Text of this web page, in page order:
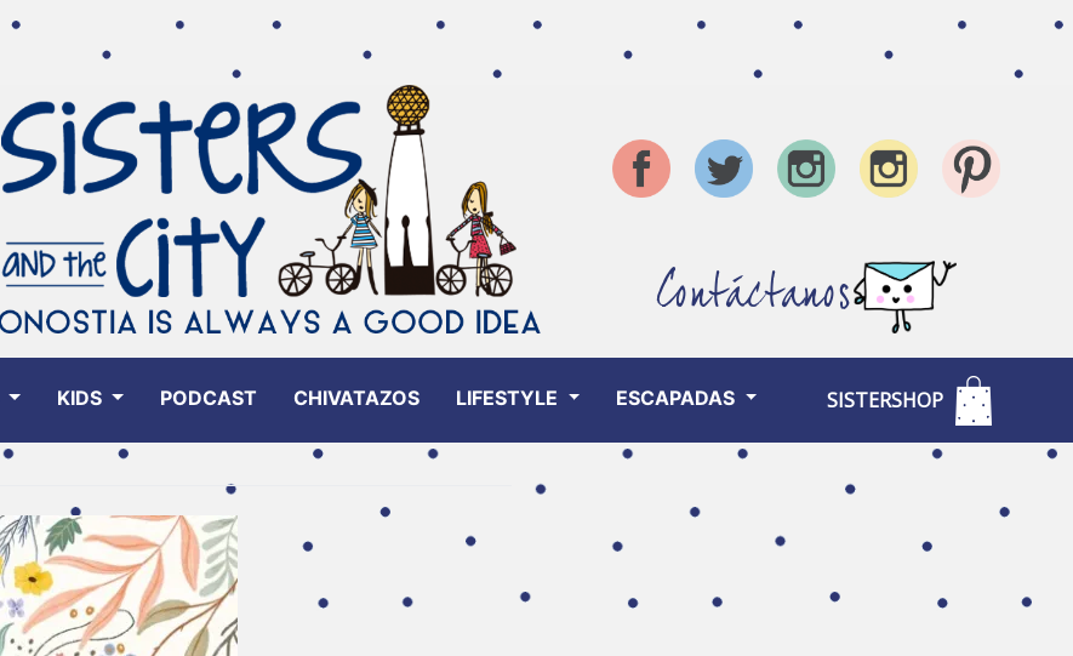
Contáctanos
KIDS PODCAST CHIVATAZOS LIFESTYLE ESCAPADAS SISTERSHOP